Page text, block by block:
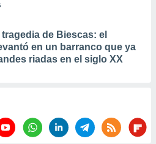
de Biescas: el
en un barranco que ya
riadas en el siglo XX